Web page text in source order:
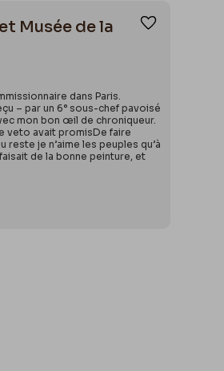
Musée de la
dans Paris.
– par un 6° sous-chef pavoisé
mon bon œil de chroniqueur.
veto avait promisDe faire
je n’aime les peuples qu’à
de la bonne peinture, et
Ajouter